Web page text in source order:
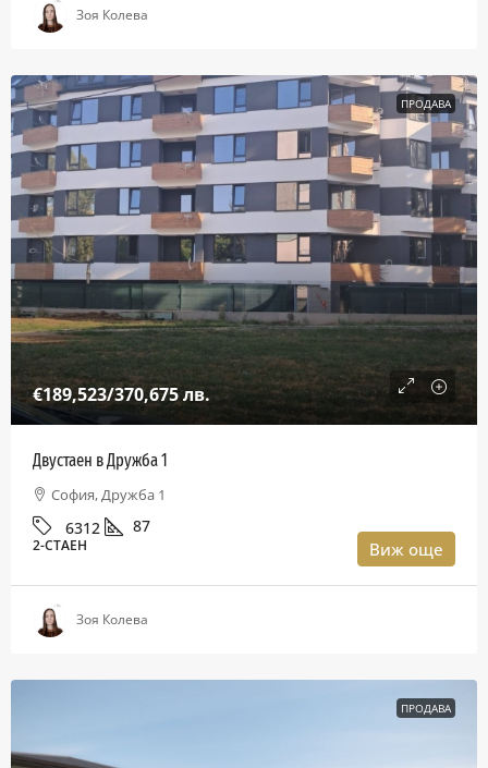
Зоя Колева
ПРОДАВА
€189,523/370,675 лв.
Двустаен в Дружба 1
София, Дружба 1
6312 87
2-СТАЕН Виж още
Зоя Колева
ПРОДАВА